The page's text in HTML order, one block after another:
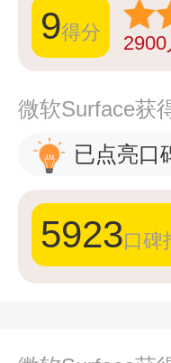
9得分 2900
微软Surface获
已点亮口
5923口碑